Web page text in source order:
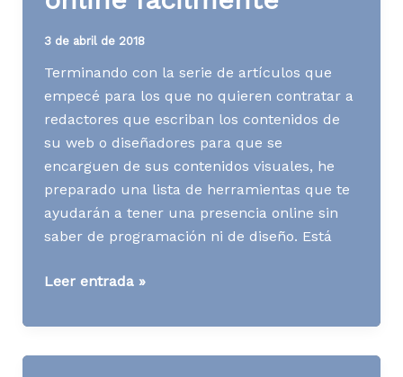
3 de abril de 2018
Terminando con la serie de artículos que
empecé para los que no quieren contratar a
redactores que escriban los contenidos de
su web o diseñadores para que se
encarguen de sus contenidos visuales, he
preparado una lista de herramientas que te
ayudarán a tener una presencia online sin
saber de programación ni de diseño. Está
[Contenidos]
para
Leer entrada »